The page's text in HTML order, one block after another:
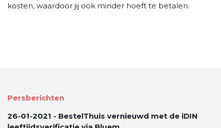
kosten, waardoor jij ook minder hoeft te betalen.
Persberichten
26-01-2021 - BestelThuis vernieuwd met de iDIN